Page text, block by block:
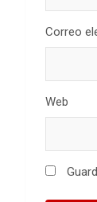
Correo
Web